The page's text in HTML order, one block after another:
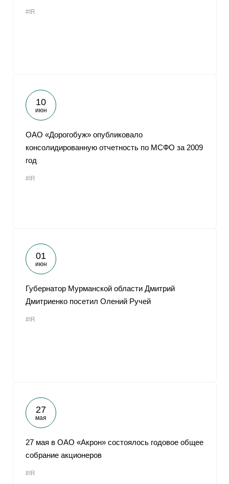
#IR
10
июн
ОАО «Дорогобуж» опубликовало
консолидированную отчетность по МСФО за 2009
год
#IR
01
июн
Губернатор Мурманской области Дмитрий
Дмитриенко посетил Олений Ручей
#IR
27
мая
27 мая в ОАО «Акрон» состоялось годовое общее
собрание акционеров
#IR